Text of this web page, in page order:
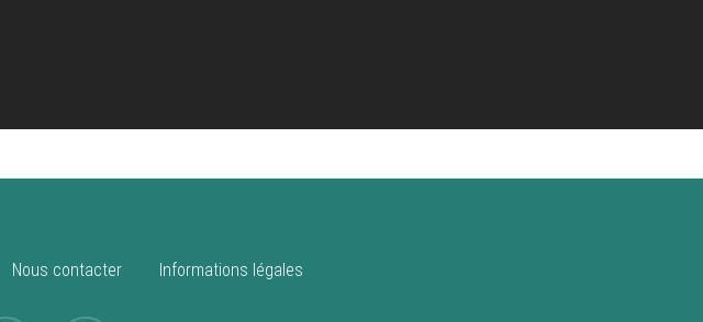
Nous contacter Informations légales